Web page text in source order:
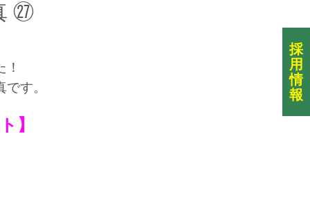
採
用
情
報
㉗
です。
】